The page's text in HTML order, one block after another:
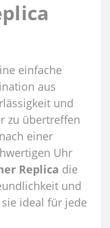
einfache
aus
und
zu übertreffen
einer
Uhr
Replica die
und
ideal für jede